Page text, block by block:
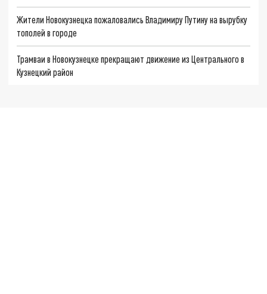
Жители Новокузнецка пожаловались Владимиру Путину на вырубку
тополей в городе
Трамваи в Новокузнецке прекращают движение из Центрального в
Кузнецкий район